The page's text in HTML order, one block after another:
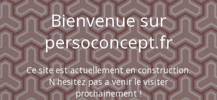
Bienvenue sur
persoconcept.fr
Ce site est actuellement en construction.
N'hesitez pas a venir le visiter
prochainement !